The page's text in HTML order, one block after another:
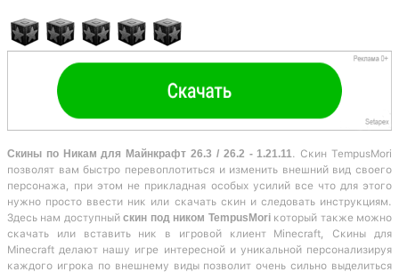
Скины по Никам для Майнкрафт 26.3 / 26.2 - 1.21.11 . Скин TempusMori
позволят вам быстро перевоплотиться и изменить внешний вид своего
персонажа, при этом не прикладная особых усилий все что для этого
нужно просто ввести ник или скачать скин и следовать инструкциям.
Здесь нам доступныйскин под ником TempusMori который также можно
скачать или вставить ник в игровой клиент Minecraft, Скины для
Minecraft делают нашу игре интересной и уникальной персонализируя
каждого игрока по внешнему виды позволит очень сильно выделиться